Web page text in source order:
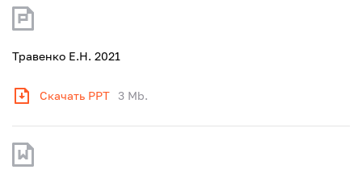
Травенко Е.Н. 2021
Скачать PPT 3 Mb.